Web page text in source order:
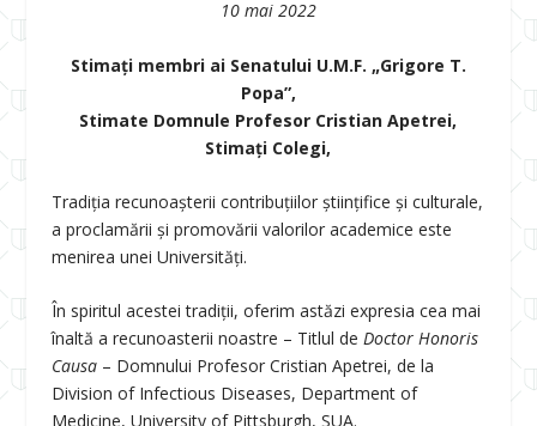
10 mai 2022
Stimați membri ai Senatului U.M.F. „Grigore T.
Popa”,
Stimate Domnule Profesor Cristian Apetrei,
Stimaţi Colegi,
Tradiția recunoașterii contribuțiilor științifice și culturale,
a proclamării și promovării valorilor academice este
menirea unei Universități.
În spiritul acestei tradiții, oferim astăzi expresia cea mai
înaltă a recunoasterii noastre – Titlul de Doctor Honoris
Causa– Domnului Profesor Cristian Apetrei, de la
Division of Infectious Diseases, Department of
Medicine, University of Pittsburgh, SUA.